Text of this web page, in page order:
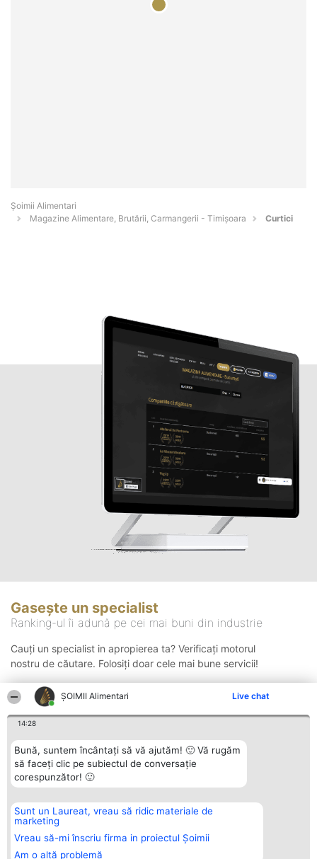
ŞOIMII Alimentari Live chat
14:28
Bună, suntem încântați să vă ajutăm! 🙂 Vă rugăm
să faceți clic pe subiectul de conversație
corespunzător! 🙂
Sunt un Laureat, vreau să ridic materiale de
marketing
Vreau să-mi înscriu firma in proiectul Șoimii
Am o altă problemă
Şoimii Alimentari
Magazine Alimentare, Brutării, Carmangerii - Timişoara
Curtici
Gasește un specialist
Ranking-ul îi adună pe cei mai buni din industrie
Cauți un specialist in apropierea ta? Verificați motorul
nostru de căutare. Folosiți doar cele mai bune servicii!
Organizator Ranking
BRIGHT SOLUTIONS BR SRL
Aleea Timisul De Sus 2 Bl. A30
Sc. A Et. 4 Ap. 13 Cod 061952
București
Plebiscyt
Lista Tuturor
Laureaților
Contact